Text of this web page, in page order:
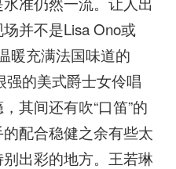
并不是Lisa Ono或
暖充满法国味道的
强的美式爵士女伶唱
其间还有吹“口笛”的
配合稳健之余有些太
出彩的地方。王若琳